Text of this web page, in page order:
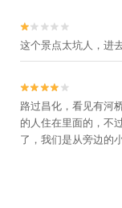


这个景点太坑人，进


路过昌化，看见有河
的人住在里面的，不
了，我们是从旁边的